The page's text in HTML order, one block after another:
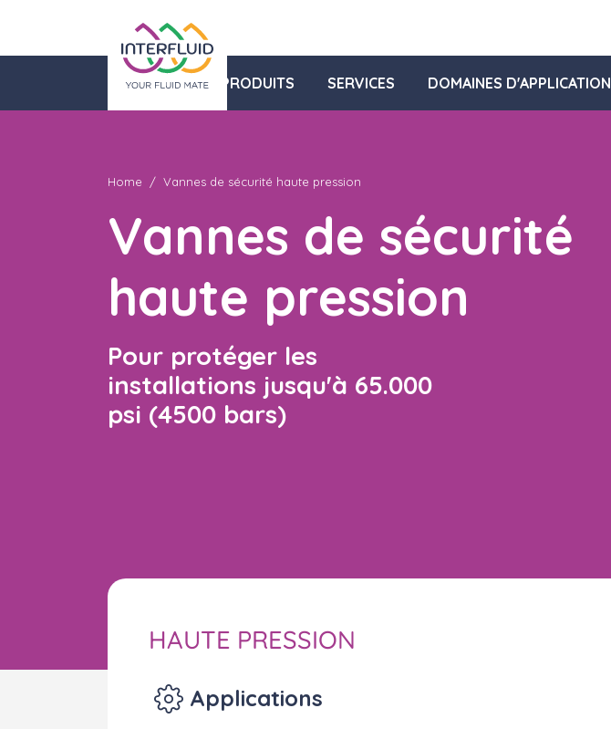
PRODUITS SERVICES DOMAINES D'APPLICATION
Home Vannes de sécurité haute pression
Vannes de sécurité
haute pression
Pour protéger les
installations jusqu'à 65.000
psi (4500 bars)
HAUTE PRESSION
Applications